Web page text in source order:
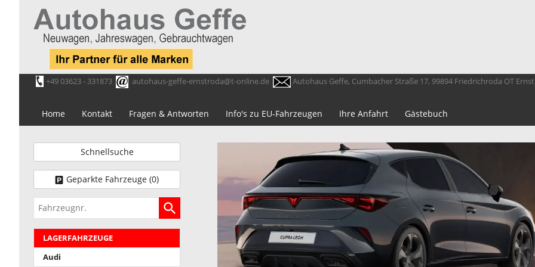
+49 03623 - 331873 autohaus-geffe-ernstroda@t-online.de Autohaus Geffe, Cumbacher Straße 17, 99894 Friedrichroda OT
Home Kontakt Fragen & Antworten Info's zu EU-Fahrzeugen Ihre Anfahrt Gästebuch
Schnellsuche
Geparkte Fahrzeuge (0)
Fahrzeugnr.
LAGERFAHRZEUGE
Audi